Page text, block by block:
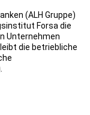
(ALH Gruppe)
Forsa die
Unternehmen
die betriebliche